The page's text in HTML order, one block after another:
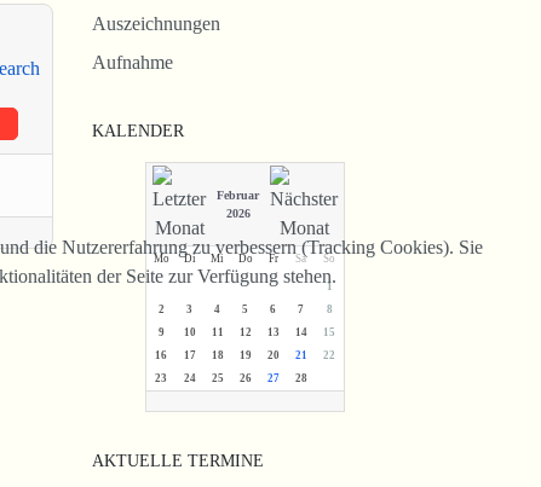
Auszeichnungen
Aufnahme
KALENDER
Februar
2026
Mo Di Mi Do Fr Sa So
1
2
3 4 5 6 7
8
9
10 11 12 13 14
15
16
17 18 19 20 21
22
23
24 25 26 27 28
AKTUELLE TERMINE
die Nutzererfahrung zu verbessern (Tracking Cookies). Sie
der Seite zur Verfügung stehen.